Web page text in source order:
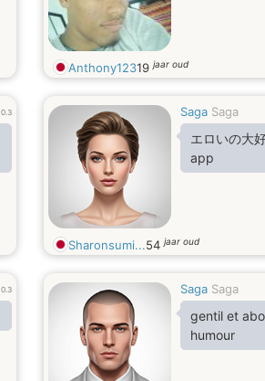
Anthony12319jaar oud
0.3 Saga Saga
エロいの大
app
Sharonsumi...54jaar oud
0.3 Saga Saga
gentil et
humour